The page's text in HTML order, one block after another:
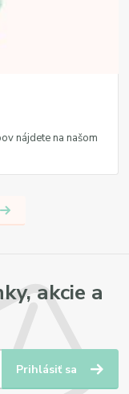
nájdete na našom
akcie a
Prihlásiť sa